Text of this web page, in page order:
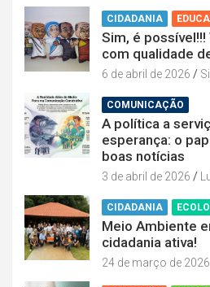
CIDADANIA
Sim, é
com qualidade
6 de abril de 2026
COMUNICAÇÃO
A política a
esperança: o
boas notícias
3 de abril de 2026
CIDADANIA
Meio Ambiente
cidadania ativa!
24 de março de 2026